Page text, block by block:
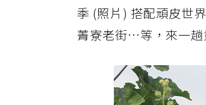
季 (照片) 搭配頑皮世
菁寮老街…等，來一趟